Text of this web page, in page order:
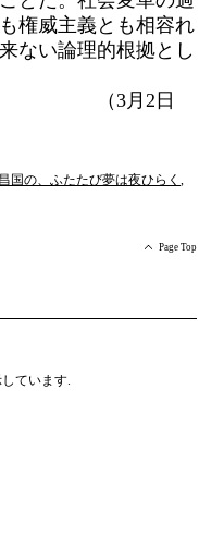
権威主義とも相容れ
ない論理的根拠とし
月2日
国の、ふたたび夢は夜ひらく ,
Page Top
ています.